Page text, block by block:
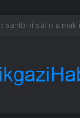
kazanç